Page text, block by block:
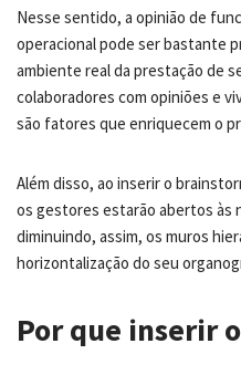
Nesse sentido, a opinião de
operacional pode ser bastante
ambiente real da prestação de
colaboradores com opiniões e
são fatores que enriquecem o
Além disso, ao inserir o
os gestores estarão abertos às
diminuindo, assim, os muros
horizontalização do seu
Por que inserir